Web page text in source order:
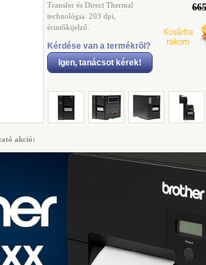
Transfer és Direct Thermal
technológia. 203 dpi,
érintőkijelző.
Kérdése van a termékrõl?
Igen, tanácsot kérek!
akció: